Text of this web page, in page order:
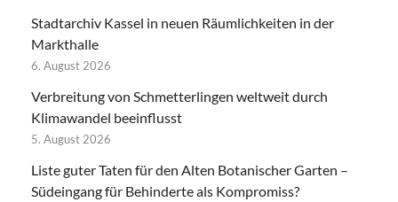
Stadtarchiv Kassel in neuen Räumlichkeiten in der
Markthalle
6. August 2026
Verbreitung von Schmetterlingen weltweit durch
Klimawandel beeinflusst
5. August 2026
Liste guter Taten für den Alten Botanischer Garten –
Südeingang für Behinderte als Kompromiss?